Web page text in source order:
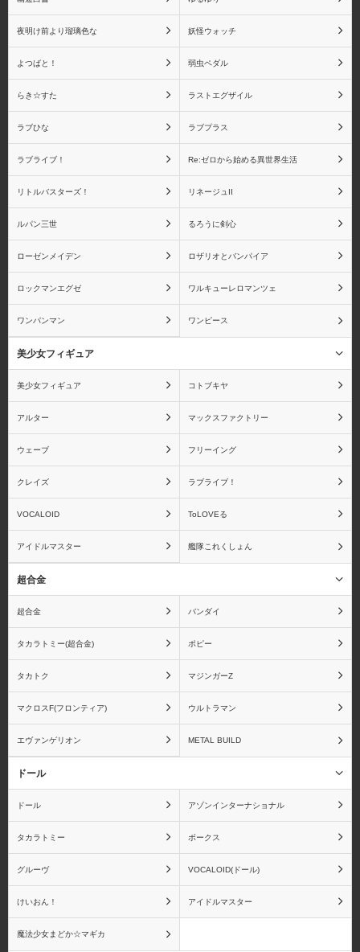
京都アニメーション
グッドスマイルカンパニ
イズ
CCP G.E.M.
スカイチューブ
ディ・モールト ベネ ねんどろいど
ムービック メガハウス
メディアファクトリー メディコムトイ
夜明け前より瑠璃色な 妖怪ウォッチ
よつばと！ 弱虫ペダル
らき☆すた ラストエグザイル
ラブひな ラブプラス
ラブライブ！ Re:ゼロから始める異世界生活
リトルバスターズ！ リネージュII
ルパン三世 るろうに剣心
ローゼンメイデン ロザリオとバンパイア
ロックマンエグゼ ワルキューレロマンツェ
ワンパンマン ワンピース
美少女フィギュア
美少女フィギュア コトブキヤ
アルター マックスファクトリー
ウェーブ フリーイング
クレイズ ラブライブ！
VOCALOID ToLOVEる
アイドルマスター 艦隊これくしょん
超合金
超合金 バンダイ
タカラトミー(超合金) ポピー
タカトク マジンガーZ
マクロスF(フロンティア) ウルトラマン
エヴァンゲリオン METAL BUILD
ドール
ドール アゾンインターナショナル
タカラトミー ボークス
グルーヴ VOCALOID(ドール)
けいおん！ アイドルマスター
魔法少女まどか☆マギカ